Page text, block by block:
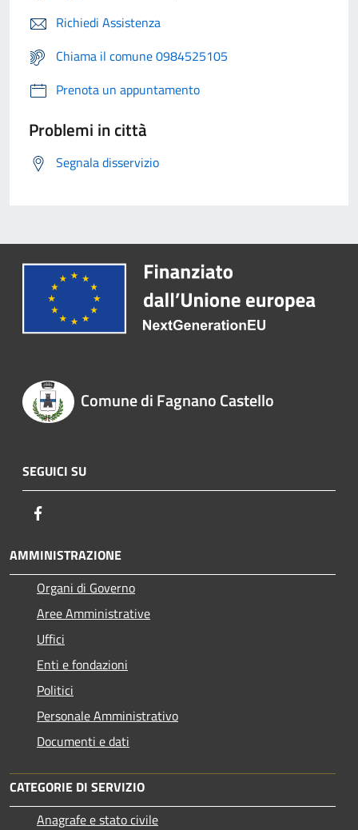
Richiedi Assistenza
Chiama il comune 0984525105
Prenota un appuntamento
Problemi in città
Segnala disservizio
Comune di Fagnano Castello
SEGUICI SU
AMMINISTRAZIONE
Organi di Governo
Aree Amministrative
Uffici
Enti e fondazioni
Politici
Personale Amministrativo
Documenti e dati
CATEGORIE DI SERVIZIO
Anagrafe e stato civile